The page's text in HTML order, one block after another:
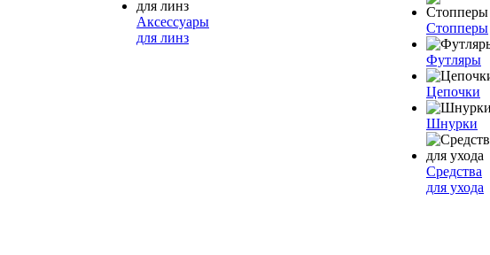
Аксессуары
для линз
Стопперы
Футляры
Цепочки
Шнурки
Средства
для ухода